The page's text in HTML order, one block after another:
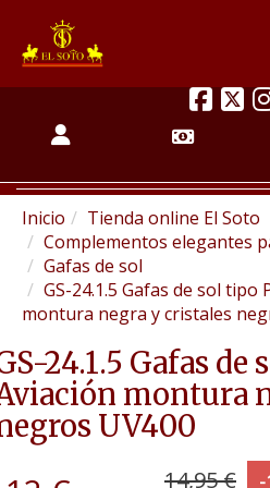
Inicio
Tienda online El Soto
Complementos elegantes
Gafas de sol
GS-24.1.5 Gafas de sol tipo
montura negra y cristales
24.1.5 Gafas
montura
UV400
14,95 € -